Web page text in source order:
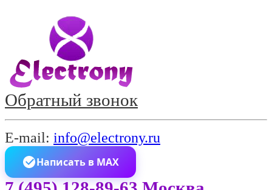
Обратный звонок
E-mail: info@electrony.ru
Написать в MAX